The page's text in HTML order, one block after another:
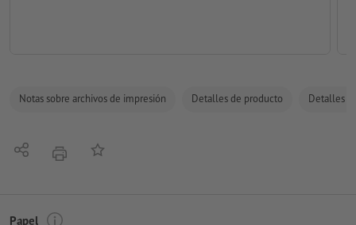
Notas sobre archivos de impresión Detalles de producto Detalles
CompartirimprimirAñadir a lista de favoritos
Papel